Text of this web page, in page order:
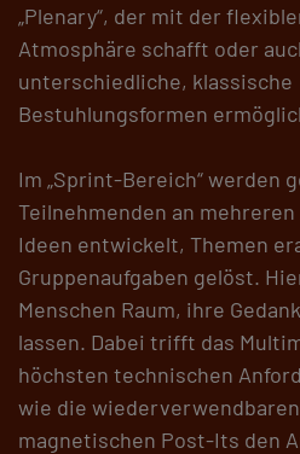
„Plenary“, der mit der
Atmosphäre schafft oder
unterschiedliche, klassische
Bestuhlungsformen
Im „Sprint-Bereich“ werden
Teilnehmenden an
Ideen entwickelt, Themen
Gruppenaufgaben gelöst.
Menschen Raum, ihre
lassen. Dabei trifft das
höchsten technischen
wie die
magnetischen Post-Its den